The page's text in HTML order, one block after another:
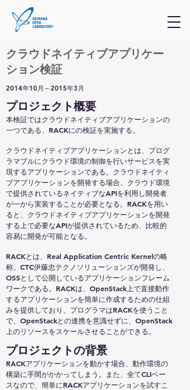
クラウドネイティブアプリケー
ション検証
2014年10月～2015年3月
​プロジェクト概要
本検証ではクラウドネイティブアプリケーションの
一つである、RACKにの検証を実施する。
クラウドネイティブアプリケーションとは、プログ
ラマブルにクラウド環境の制御を行いサービスを実
現するアプリケーションである。クラウドネイティ
ブアプリケーションを開発する場合、クラウド環境
で提供されているネイティブなAPIを利用し開発者
が一から実装することが必要となる。RACKを用い
ると、クラウドネイティブアプリケーションを開発
する上で必要なAPIが提供されているため、比較的
容易に開発が可能となる。
RACKとは、Real Application Centric Kernelの略
称。CTC伊藤忠テクノソリューションズが開発し、
OSSとして公開しているアプリケーションフレーム
ワークである。RACKは、OpenStack上で直接動作
するアプリケーションを簡単に作成するための仕組
みを提供しており、プログラマはRACKを使うこと
で、OpenStackとの連携を意識せずに、OpenStack
上のリソースをスケールさせることができる。
​プロジェクトの背景
RACKアプリケーションを動かす場合、動作環境の
構築に手間がかかってしまう。また、全てCLIベー
スなので、簡単にRACKアプリケーションを試すこ